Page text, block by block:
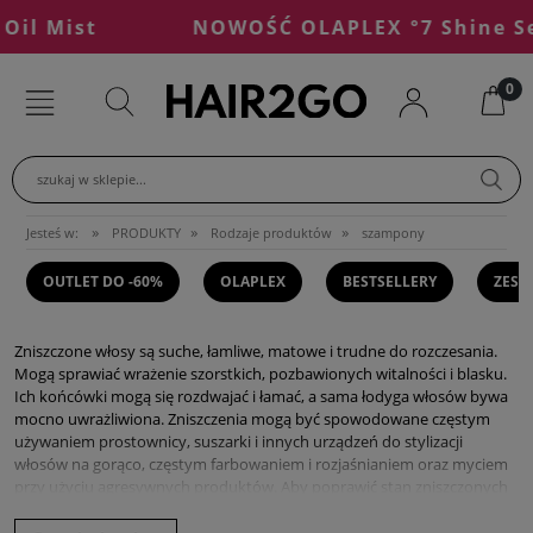
Mist NOWOŚĆ OLAPLEX °7 Shine
szukaj w sklepie...
Jesteś w: » PRODUKTY » Rodzaje produktów » szampony
OUTLET DO -60% OLAPLEX BESTSELLERY
Zniszczone włosy są suche, łamliwe, matowe i trudne do rozczesania.
Mogą sprawiać wrażenie szorstkich, pozbawionych witalności i blasku.
Ich końcówki mogą się rozdwajać i łamać, a sama łodyga włosów bywa
mocno uwrażliwiona. Zniszczenia mogą być spowodowane częstym
używaniem prostownicy, suszarki i innych urządzeń do stylizacji
włosów na gorąco, częstym farbowaniem i rozjaśnianiem oraz myciem
przy użyciu agresywnych produktów. Aby poprawić stan zniszczonych